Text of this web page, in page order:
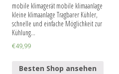
mobile klimagerät mobile klimaanlage
kleine klimaanlage Tragbarer Kühler,
schnelle und einfache Möglichkeit zur
Kühlung…
€49,99
Besten Shop ansehen